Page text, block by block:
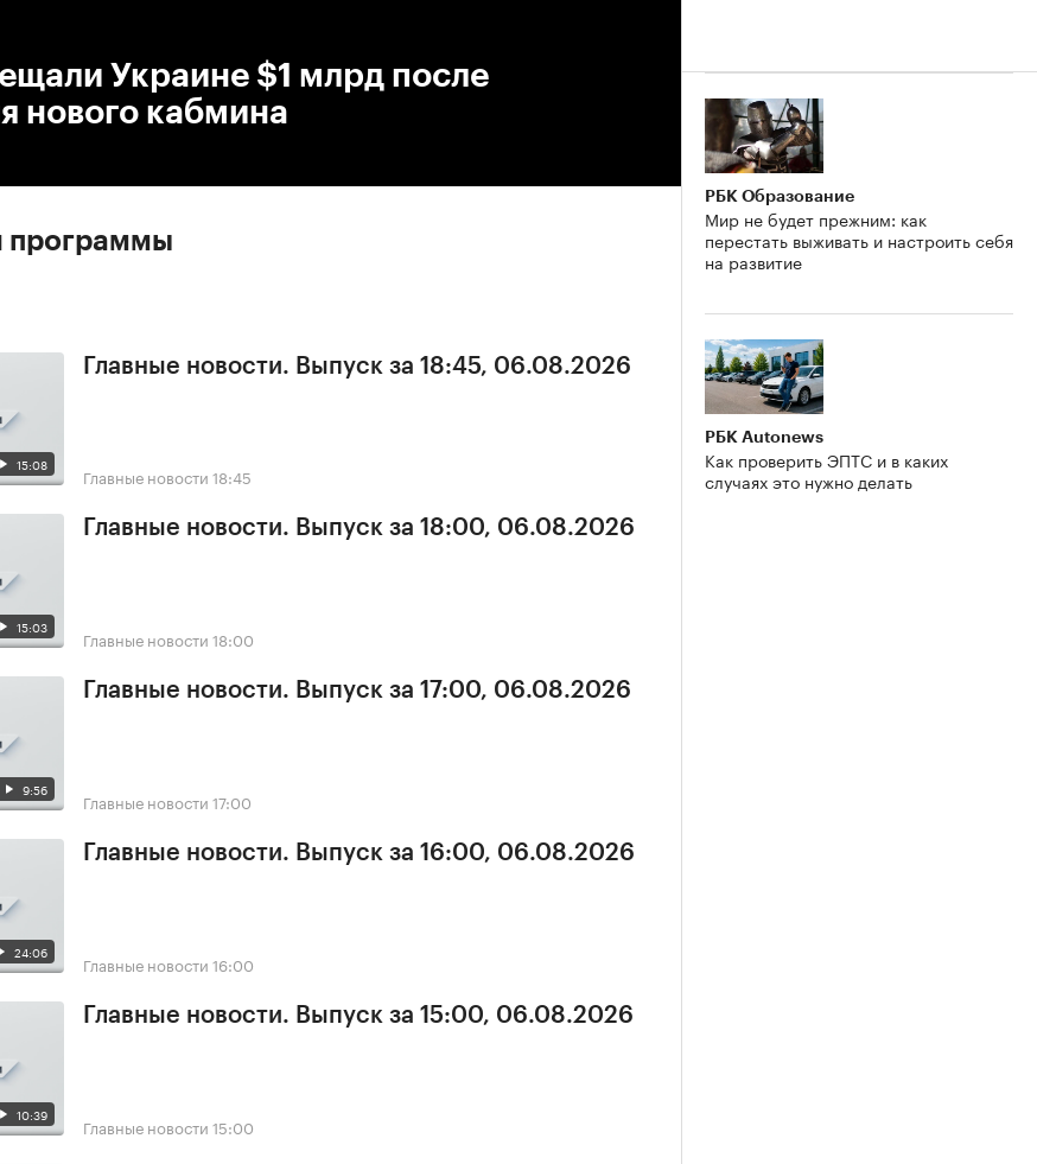
Украине $1 млрд после
нового кабмина
программы
15:08
Главные новости. Выпуск за 18:45, 06.08.2026
Главные новости 18:45
15:03
Главные новости. Выпуск за 18:00, 06.08.2026
Главные новости 18:00
9:56
Главные новости. Выпуск за 17:00, 06.08.2026
Главные новости 17:00
24:06
Главные новости. Выпуск за 16:00, 06.08.2026
Главные новости 16:00
10:39
Главные новости. Выпуск за 15:00, 06.08.2026
Главные новости 15:00
РБК Образование
Мир не будет прежним: как
перестать выживать и настроить себя
на развитие
РБК Autonews
Как проверить ЭПТС и в каких
случаях это нужно делать